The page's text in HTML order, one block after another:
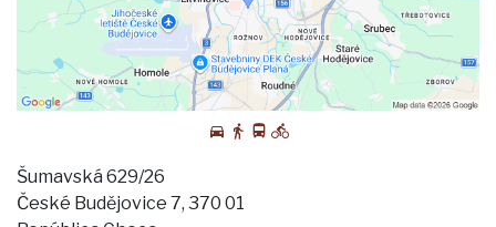
Šumavská 629/26
České Budějovice 7, 370 01